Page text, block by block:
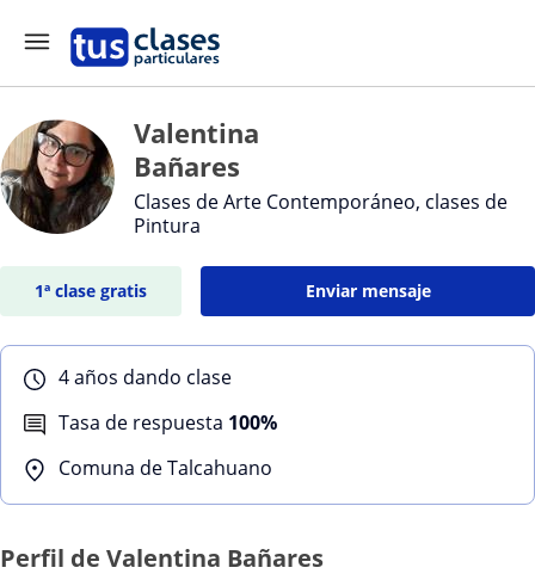
Valentina
Bañares
Clases de Arte Contemporáneo, clases de
Pintura
1ª clase gratis Enviar mensaje
4 años dando clase
Tasa de respuesta 100%
Comuna de Talcahuano
Perfil de Valentina Bañares